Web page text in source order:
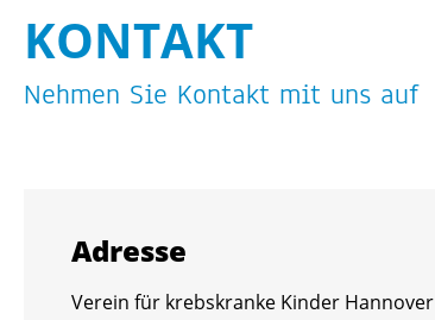
KON­TAKT
Neh­men Sie Kon­takt mit uns auf
Adres­se
Ver­ein für krebs­kran­ke Kin­der Han­no­ver